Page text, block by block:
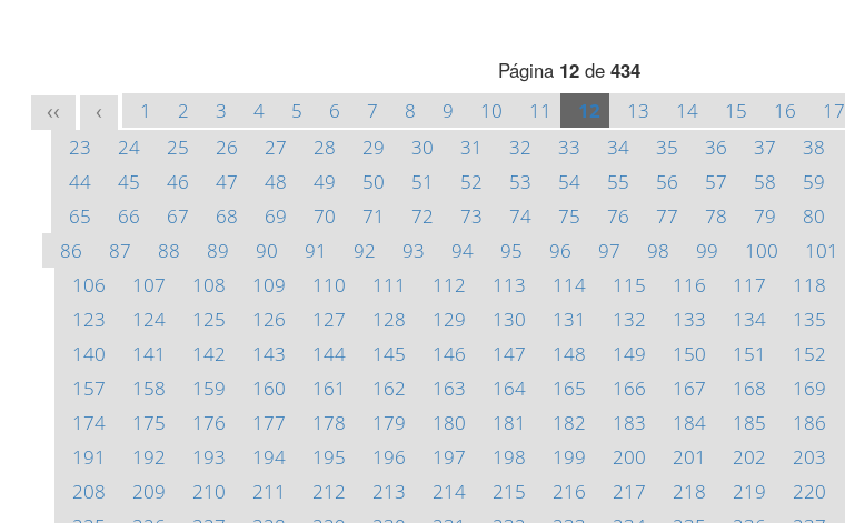
Página 12 de 434
<< < 1 2 3 4 5 6 7 8 9 10 11 12 13 14 15 16 17
23
24 25 26 27 28 29 30 31 32 33 34 35 36 37 38
44
45 46 47 48 49 50 51 52 53 54 55 56 57 58 59
65
66 67 68 69 70 71 72 73 74 75 76 77 78 79 80
86
87 88 89 90 91 92 93 94 95 96 97 98 99 100 101
106
107 108 109 110 111 112 113 114 115 116 117 118
123
124 125 126 127 128 129 130 131 132 133 134 135
140
141 142 143 144 145 146 147 148 149 150 151 152
157
158 159 160 161 162 163 164 165 166 167 168 169
174
175 176 177 178 179 180 181 182 183 184 185 186
191
192 193 194 195 196 197 198 199 200 201 202 203
208
209 210 211 212 213 214 215 216 217 218 219 220